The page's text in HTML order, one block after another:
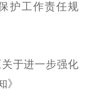
护工作责任规
于进一步强化